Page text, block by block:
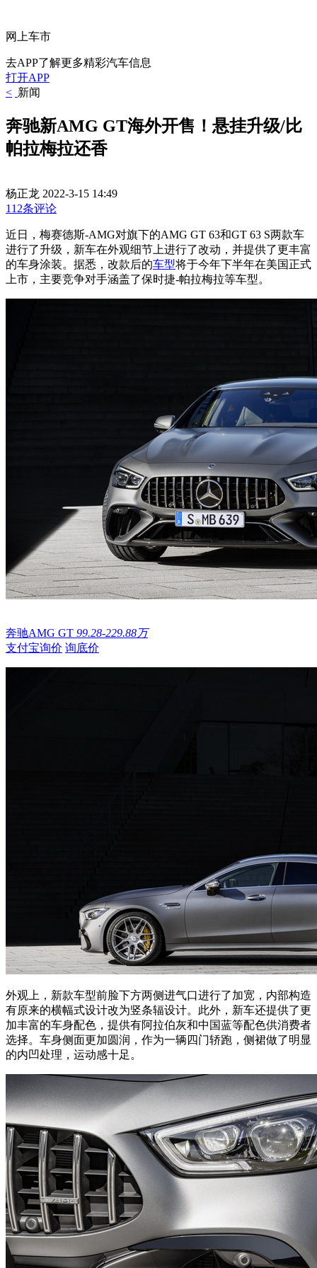
网上车市
去APP了解更多精彩汽车信息
打开APP
< 新闻
奔驰新AMG GT海外开售！悬挂升级/比
帕拉梅拉还香
杨正龙 2022-3-15 14:49
112条评论
近日，梅赛德斯-AMG对旗下的AMG GT 63和GT 63 S两款车
进行了升级，新车在外观细节上进行了改动，并提供了更丰富
的车身涂装。据悉，改款后的车型将于今年下半年在美国正式
上市，主要竞争对手涵盖了保时捷-帕拉梅拉等车型。
奔驰AMG GT 99.28-229.88万
支付宝询价 询底价
外观上，新款车型前脸下方两侧进气口进行了加宽，内部构造
有原来的横幅式设计改为竖条辐设计。此外，新车还提供了更
加丰富的车身配色，提供有阿拉伯灰和中国蓝等配色供消费者
选择。车身侧面更加圆润，作为一辆四门轿跑，侧裙做了明显
的内凹处理，运动感十足。